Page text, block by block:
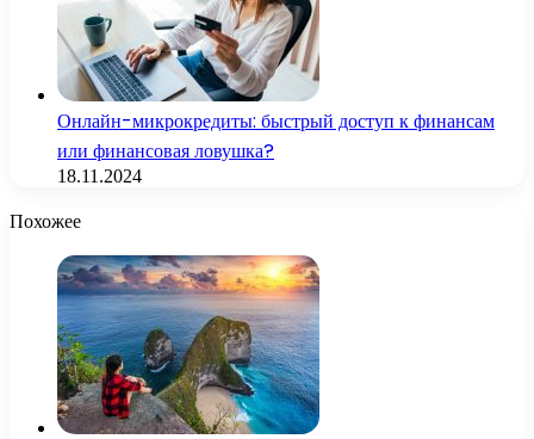
Онлайн-микрокредиты: быстрый доступ к финансам
или финансовая ловушка?
18.11.2024
Похожее